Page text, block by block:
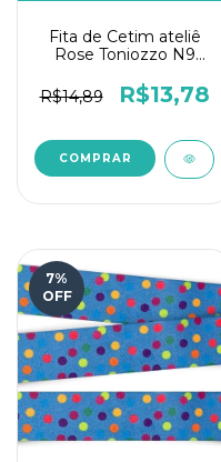
Fita de Cetim ateliê
Rose Toniozzo N9
R$14,89
R$13,78
7%
OFF